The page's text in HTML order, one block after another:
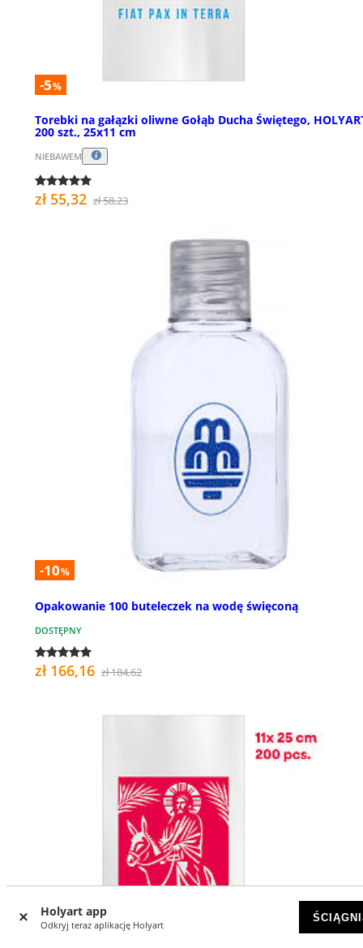
Holyart app
Odkryj teraz aplikację Holyart
-5%
Torebki na gałązki oliwne Gołąb Ducha Świętego,
200 szt., 25x11 cm
NIEBAWEM
zł 55,32 zł 58,23
-10%
Opakowanie 100 buteleczek na wodę święconą
DOSTĘPNY
zł 166,16 zł 184,62